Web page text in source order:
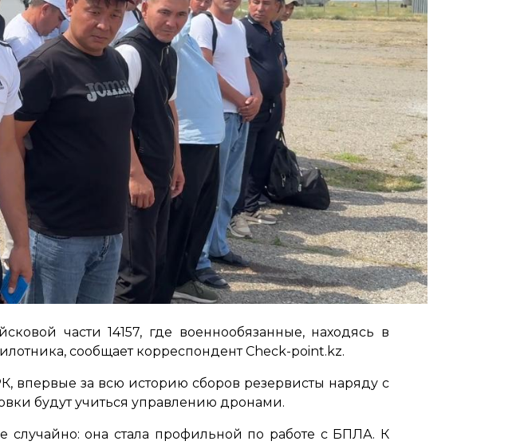
части 14157, где военнообязанные, находясь в
сообщает корреспондент Check-point.kz.
впервые за всю историю сборов резервисты наряду с
будут учиться управлению дронами.
случайно: она стала профильной по работе с БПЛА. К